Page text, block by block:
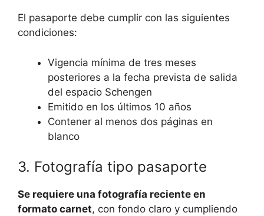
El pasaporte debe cumplir con las siguientes
condiciones:
Vigencia mínima de tres meses
posteriores a la fecha prevista de salida
del espacio Schengen
Emitido en los últimos 10 años
Contener al menos dos páginas en
blanco
3. Fotografía tipo pasaporte
Se requiere una fotografía reciente en
formato carnet, con fondo claro y cumpliendo